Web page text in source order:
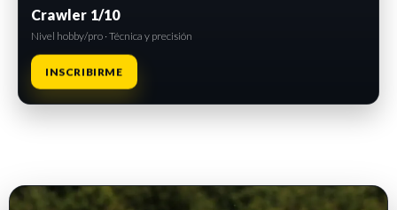
Crawler 1/10
Nivel hobby/pro · Técnica y precisión
INSCRIBIRME